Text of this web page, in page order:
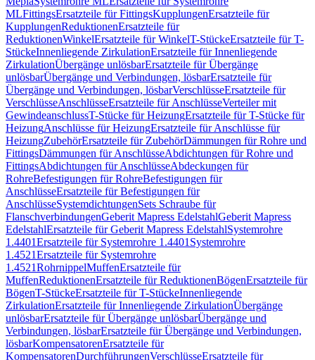
MLFittingsErsatzteile für FittingsKupplungenErsatzteile für
KupplungenReduktionenErsatzteile für
ReduktionenWinkelErsatzteile für WinkelT-StückeErsatzteile für T-
StückeInnenliegende ZirkulationErsatzteile für Innenliegende
ZirkulationÜbergänge unlösbarErsatzteile für Übergänge
unlösbarÜbergänge und Verbindungen, lösbarErsatzteile für
Übergänge und Verbindungen, lösbarVerschlüsseErsatzteile für
VerschlüsseAnschlüsseErsatzteile für AnschlüsseVerteiler mit
GewindeanschlussT-Stücke für HeizungErsatzteile für T-Stücke für
HeizungAnschlüsse für HeizungErsatzteile für Anschlüsse für
HeizungZubehörErsatzteile für ZubehörDämmungen für Rohre und
FittingsDämmungen für AnschlüsseAbdichtungen für Rohre und
FittingsAbdichtungen für AnschlüsseAbdeckungen für
RohreBefestigungen für RohreBefestigungen für
AnschlüsseErsatzteile für Befestigungen für
AnschlüsseSystemdichtungenSets Schraube für
FlanschverbindungenGeberit Mapress EdelstahlGeberit Mapress
EdelstahlErsatzteile für Geberit Mapress EdelstahlSystemrohre
1.4401Ersatzteile für Systemrohre 1.4401 Systemrohre
1.4521Ersatzteile für Systemrohre
1.4521RohrnippelMuffenErsatzteile für
MuffenReduktionenErsatzteile für ReduktionenBögenErsatzteile für
BögenT-StückeErsatzteile für T-StückeInnenliegende
ZirkulationErsatzteile für Innenliegende ZirkulationÜbergänge
unlösbarErsatzteile für Übergänge unlösbarÜbergänge und
Verbindungen, lösbarErsatzteile für Übergänge und Verbindungen,
lösbarKompensatorenErsatzteile für
KompensatorenDurchführungenVerschlüsseErsatzteile für